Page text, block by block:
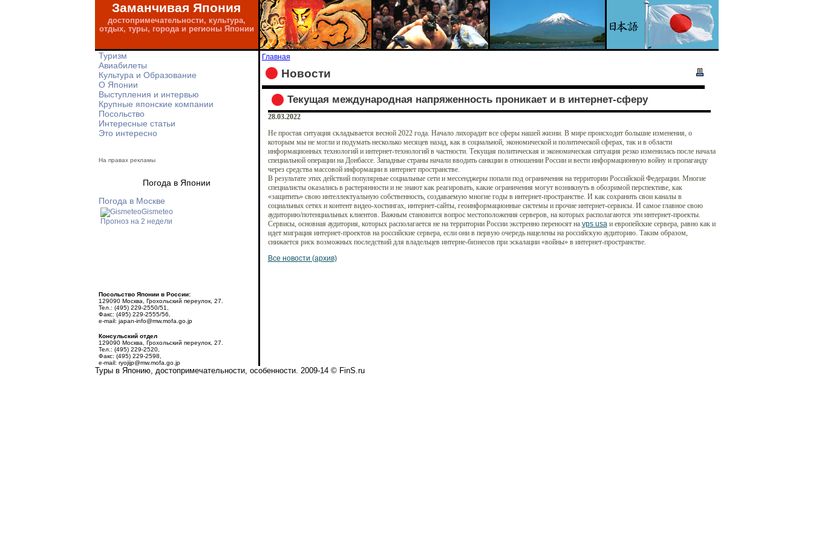
Заманчивая Япония
достопримечательности, культура,
отдых, туры, города и регионы Японии
Туризм
Авиабилеты
Культура и Образование
О Японии
Выступления и интервью
Крупные японские компании
Посольство
Интересные статьи
Это интересно
На правах рекламы
Погода в Японии
Погода в Москве
Gismeteo
Прогноз на 2 недели
Посольство Японии в России:
129090 Москва, Грохольский переулок, 27.
Тел.: (495) 229-2550/51,
Факс: (495) 229-2555/56,
e-mail: japan-info@mw.mofa.go.jp
Консульский отдел
129090 Москва, Грохольский переулок, 27.
Тел.: (495) 229-2520,
Факс: (495) 229-2598,
e-mail: ryojijp@mw.mofa.go.jp
Главная
Новости
Текущая международная напряженность проникает и в интернет-сферу
28.03.2022
Не простая ситуация складывается весной 2022 года. Начало лихорадит все сферы нашей жизни. В мире происходит большие изменения, о
которым мы не могли и подумать несколько месяцев назад, как в социальной, экономической и политической сферах, так и в области
информационных технологий и интернет-технологий в частности. Текущая политическая и экономическая ситуация резко изменилась после начала
специальной операции на Донбассе. Западные страны начали вводить санкции в отношении России и вести информационную войну и пропаганду
через средства массовой информации в интернет пространстве.
В результате этих действий популярные социальные сети и мессенджеры попали под ограничения на территории Российской Федерации. Многие
специалисты оказались в растерянности и не знают как реагировать, какие ограничения могут возникнуть в обозримой перспективе, как
«защитить» свою интеллектуальную собственность, создаваемую многие годы в интернет-пространстве. И как сохранить свои каналы в
социальных сетях и контент видео-хостингах, интернет-сайты, геоинформационные системы и прочие интернет-сервисы. И самое главное свою
аудиторию/потенциальных клиентов. Важным становится вопрос местоположения серверов, на которых располагаются эти интернет-проекты.
Сервисы, основная аудитория, которых располагается не на территории России экстренно переносят на vps usaи европейские сервера, равно как и
идет миграция интернет-проектов на российские сервера, если они в первую очередь нацелены на российскую аудиторию. Таким образом,
снижается риск возможных последствий для владельцев интерне-бизнесов при эскалации «войны» в интернет-пространстве.
Все новости (архив)
Туры в Японию, достопримечательности, особенности. 2009-14 © FinS.ru